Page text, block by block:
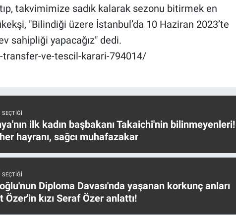
takvimimize sadık kalarak sezonu bitirmek en
"Bilindiği üzere İstanbul’da 10 Haziran 2023’te
sahipliği yapacağız" dedi.
ve-tescil-karari-794014/
SEÇTIĞI
ilk kadın başbakanı Takaichi'nin bilinmeyenleri!
hayranı, sağcı muhafazakar
SEÇTIĞI
Diploma Davası'nda yaşanan korkunç anları
Özer'in kızı Seraf Özer anlattı!